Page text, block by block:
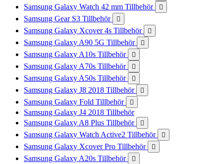
Samsung Galaxy Watch 42 mm Tillbehör 
Samsung Gear S3 Tillbehör 
Samsung Galaxy Xcover 4s Tillbehör 
Samsung Galaxy A90 5G Tillbehör 
Samsung Galaxy A10s Tillbehör 
Samsung Galaxy A70s Tillbehör 
Samsung Galaxy A50s Tillbehör 
Samsung Galaxy J8 2018 Tillbehör 
Samsung Galaxy Fold Tillbehör 
Samsung Galaxy J4 2018 Tillbehör
Samsung Galaxy A8 Plus Tillbehör

Samsung Galaxy Watch Active2 Tillbehör 
Samsung Galaxy Xcover Pro Tillbehör 
Samsung Galaxy A20s Tillbehör 